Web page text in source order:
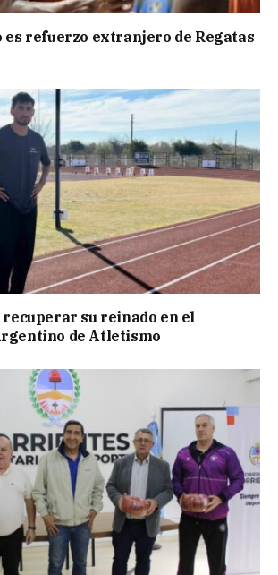
es refuerzo extranjero de Regatas
recuperar su reinado en el
de Atletismo